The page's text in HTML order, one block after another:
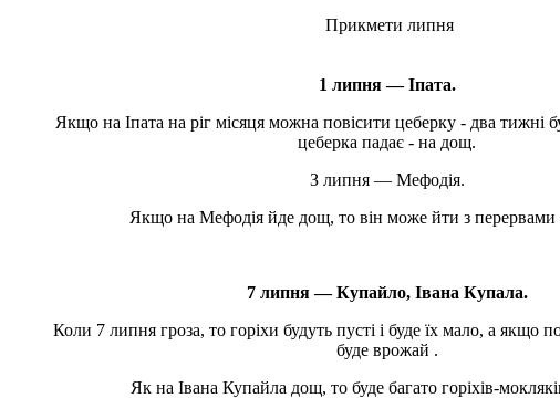
Прикмети липня
1 липня — Іпата.
Якщо на Іпата на ріг місяця можна повісити цеберку - два тижні
цеберка падає - на дощ.
З липня — Мефодія.
Якщо на Мефодія йде дощ, то він може йти з перервами
7 липня — Купайло, Івана Купала.
Коли 7 липня гроза, то горіхи будуть пусті і буде їх мало, а якщо
буде врожай .
Як на Івана Купайла дощ, то буде багато горіхів-